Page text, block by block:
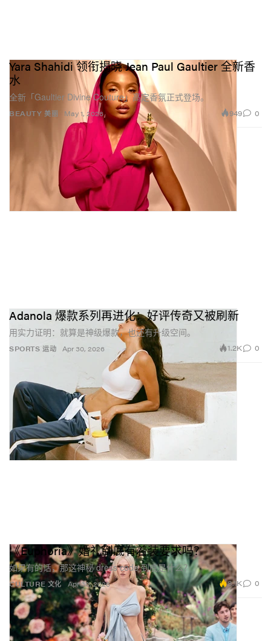
BEAUTY 美丽
Yara Shahidi 领衔揭晓 Jean Paul Gaultier 全新香
水
全新「Gaultier Divine Couture」高定香氛正式登场。
May 1, 2026 949 0
SPORTS 运动
Adanola 爆款系列再进化：好评传奇又被刷新
用实力证明：就算是神级爆款，也还有升级空间。
Apr 30, 2026 1.2K 0
CULTURE 文化
《Euphoria》婚礼到底有着装要求吗？
如果有的话，那这神秘 dress code 到底是什么？
Apr 30, 2026 8.1K 0